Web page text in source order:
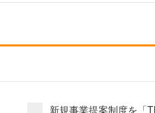
新規事業提案制度を「